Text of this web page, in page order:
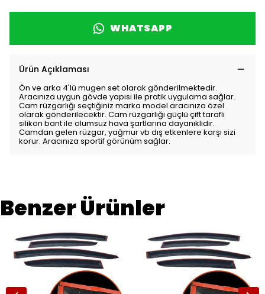
WHATSAPP
Ürün Açıklaması
Ön ve arka 4'lü mugen set olarak gönderilmektedir.
Aracınıza uygun gövde yapısı ile pratik uygulama sağlar.
Cam rüzgarlığı seçtiğiniz marka model aracınıza özel
olarak gönderilecektir. Cam rüzgarlığı güçlü çift taraflı
silikon bant ile olumsuz hava şartlarına dayanıklıdır.
Camdan gelen rüzgar, yağmur vb dış etkenlere karşı sizi
korur. Aracınıza sportif görünüm sağlar.
Benzer Ürünler